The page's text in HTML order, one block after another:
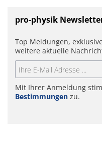
pro-physik
Top Meldungen,
weitere aktuelle
Mit Ihrer Anmeldung
Bestimmungen zu.